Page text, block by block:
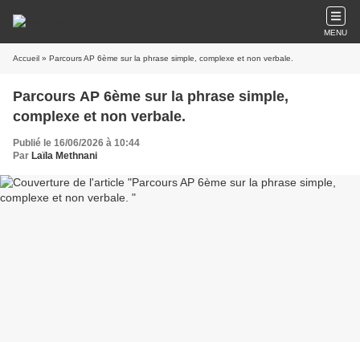
MENU
Accueil » Parcours AP 6ème sur la phrase simple, complexe et non verbale.
Parcours AP 6ème sur la phrase simple,
complexe et non verbale.
Publié le 16/06/2026 à 10:44
Par Laïla Methnani